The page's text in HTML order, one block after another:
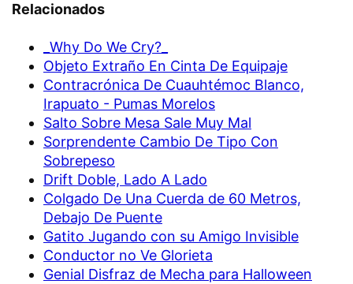
Relacionados
_Why Do We Cry?_
Objeto Extraño En Cinta De Equipaje
Contracrónica De Cuauhtémoc Blanco,
Irapuato - Pumas Morelos
Salto Sobre Mesa Sale Muy Mal
Sorprendente Cambio De Tipo Con
Sobrepeso
Drift Doble, Lado A Lado
Colgado De Una Cuerda de 60 Metros,
Debajo De Puente
Gatito Jugando con su Amigo Invisible
Conductor no Ve Glorieta
Genial Disfraz de Mecha para Halloween